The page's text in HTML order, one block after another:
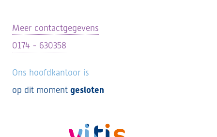
Meer contactgegevens
0174 - 630358
Ons hoofdkantoor is
op dit moment gesloten